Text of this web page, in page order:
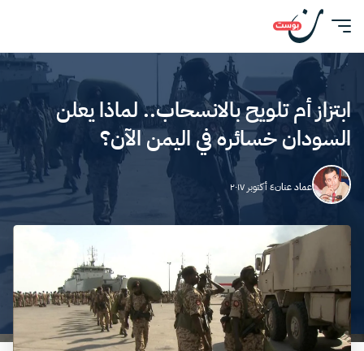
ابتزاز أم تلويح بالانسحاب.. لماذا يعلن
السودان خسائره في اليمن الآن؟
عماد عنان٤ أكتوبر ٢٠١٧